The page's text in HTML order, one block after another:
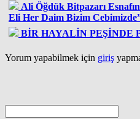
Ali Öğdük Bitpazarı
Eli Her Daim Bizim
BİR HAYALİN PEŞİNDE
Yorum yapabilmek için giriş